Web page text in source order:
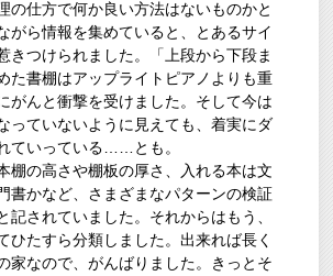
の仕方で何か良い方法はないものかと
がら情報を集めていると、とあるサイ
きつけられました。「上段から下段ま
た書棚はアップライトピアノよりも重
んと衝撃を受けました。そして今は
っていないように見えても、着実にダ
ていっている……とも。
棚の高さや棚板の厚さ、入れる本は文
書かなど、さまざまなパターンの検証
記されていました。それからはもう、
ひたすら分類しました。出来れば長く
家なので、がんばりました。きっとそ